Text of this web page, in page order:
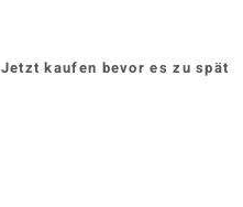
Jetzt kaufen bevor es zu spät